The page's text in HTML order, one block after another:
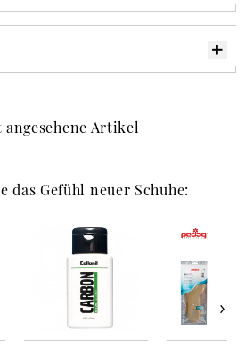
Artikel
das Gefühl neuer Schuhe: